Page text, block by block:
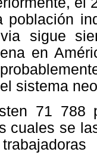
población
sigue
en
sistema
71 788
cuales se